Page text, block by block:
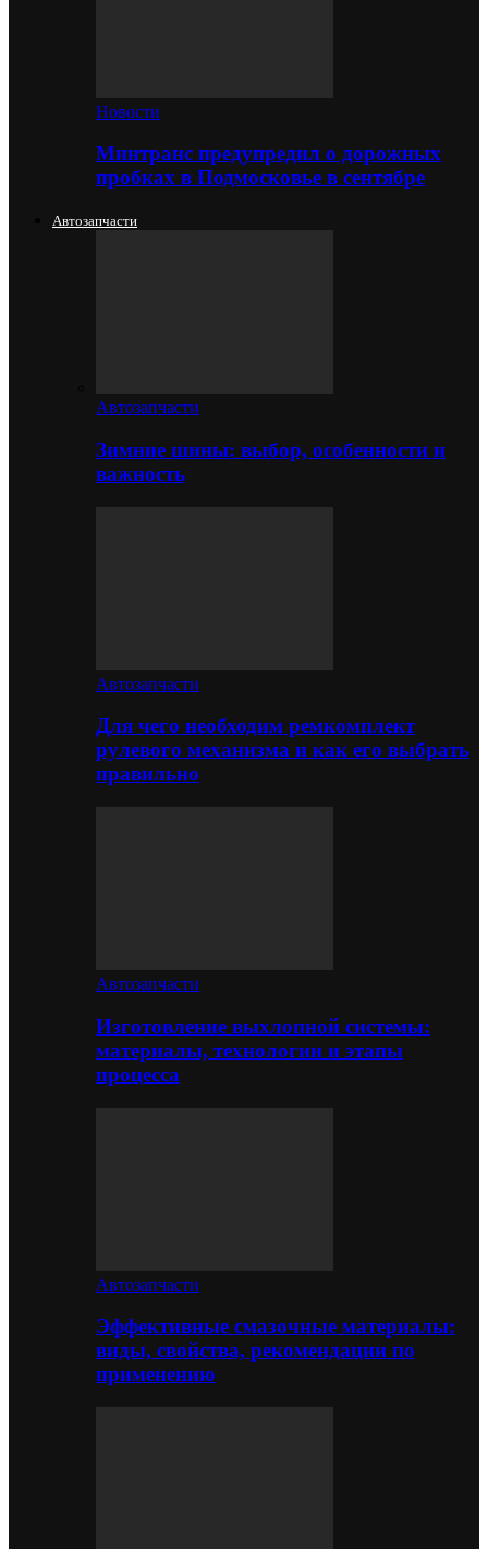
Новости
Минтранс предупредил о дорожных
пробках в Подмосковье в сентябре
Автозапчасти
Автозапчасти
Зимние шины: выбор, особенности и
важность
Автозапчасти
Для чего необходим ремкомплект
рулевого механизма и как его выбрать
правильно
Автозапчасти
Изготовление выхлопной системы:
материалы, технологии и этапы
процесса
Автозапчасти
Эффективные смазочные материалы:
виды, свойства, рекомендации по
применению